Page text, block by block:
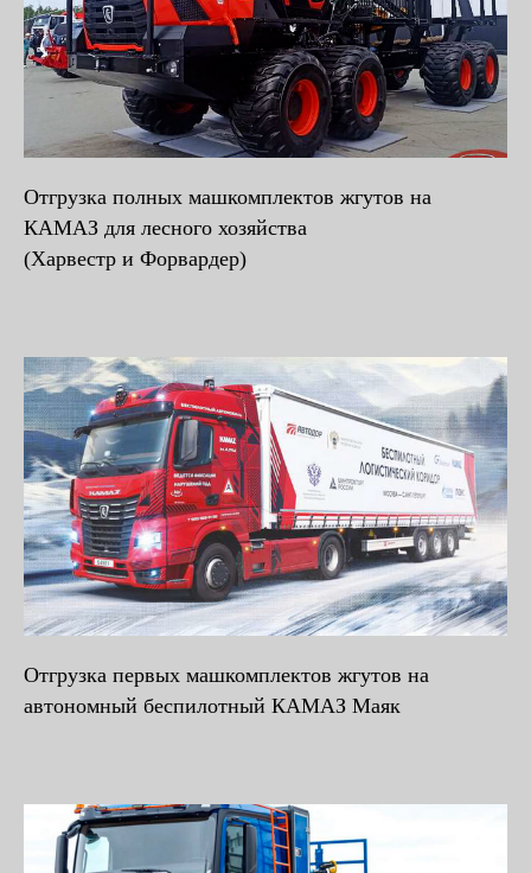
Отгрузка полных машкомплектов жгутов на
КАМАЗ для лесного хозяйства
(Харвестр и Форвардер)
Отгрузка первых машкомплектов жгутов на
автономный беспилотный КАМАЗ Маяк